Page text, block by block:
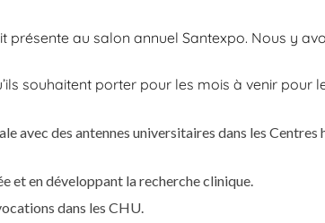
présente au salon annuel Santexpo. Nous y
souhaitent porter pour les mois à venir pour
des antennes universitaires dans les Centres
et en développant la recherche clinique.
dans les CHU.